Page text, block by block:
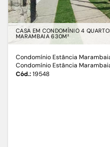
CASA EM CONDOMÍNIO 4
MARAMBAIA 630M²
Condomínio Estância
Condomínio Estância
Cód.:19548